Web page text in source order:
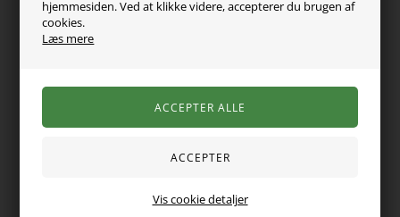
hjemmesiden. Ved at klikke videre, accepterer du brugen af
cookies.
Læs mere
Vis cookie detaljer
89,00DKK
ærmer og er med fine rib detaljer ved ærmer, hals og i